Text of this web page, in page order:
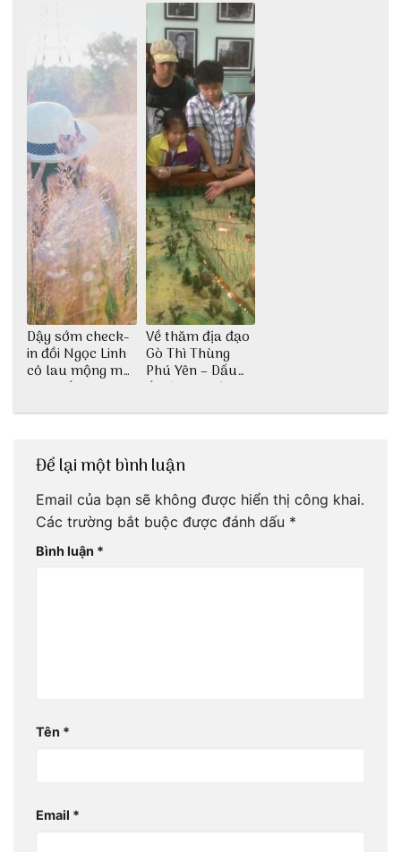
động
Dậy sớm check-
in đồi Ngọc Linh
cỏ lau mộng mơ
tại Huế nè bạn
Về thăm địa đạo
Gò Thì Thùng
Phú Yên – Dấu
ấn lịch sử còn
Để lại một bình luận
Email của bạn sẽ không được hiển thị công khai.
Các trường bắt buộc được đánh dấu *
Bình luận *
Tên *
Email *